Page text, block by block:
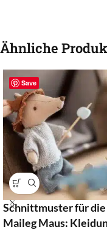
Ähnliche
Save
Schnittmuster für die
Maileg Maus: